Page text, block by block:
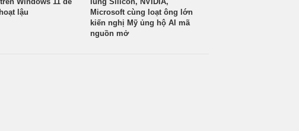
lậu
Microsoft cùng loạt ông lớn
kiến nghị Mỹ ủng hộ AI mã
nguồn mở